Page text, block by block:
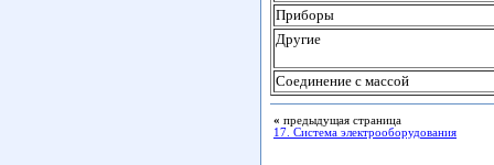
Приборы
Другие
Соединение с массой
« предыдущая страница
17. Система электрооборудования